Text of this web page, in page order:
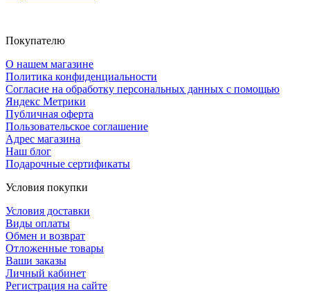
Покупателю
О нашем магазине
Политика конфиденциальности
Согласие на обработку персональных данных с помощью
Яндекс Метрики
Публичная оферта
Пользовательское соглашение
Адрес магазина
Наш блог
Подарочные сертификаты
Условия покупки
Условия доставки
Виды оплаты
Обмен и возврат
Отложенные товары
Ваши заказы
Личный кабинет
Регистрация на сайте